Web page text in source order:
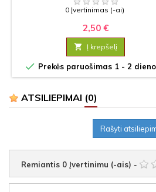
0 Įvertinimas (-ai)
2,50 €
 Į krepšelį
 Prekės paruošimas 1 - 2
ATSILIEPIMAI (0)
Rašyti
Remiantis 0 Įvertinimu (-ais) -